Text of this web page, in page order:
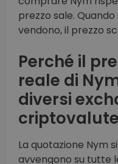
prezzo sale.
vendono, il prezzo
Perché il
reale di
diversi
La quotazione Nym
avvengono su tutte